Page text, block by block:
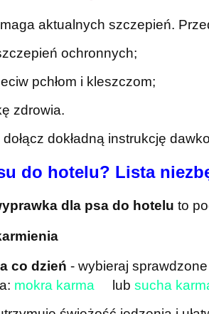
aktualnych szczepień.
ochronnych;
pchłom i kleszczom;
zdrowia.
dokładną instrukcję
do hotelu? Lista
dla psa do hotelu to
co dzień - wybieraj
mokra karma lub sucha